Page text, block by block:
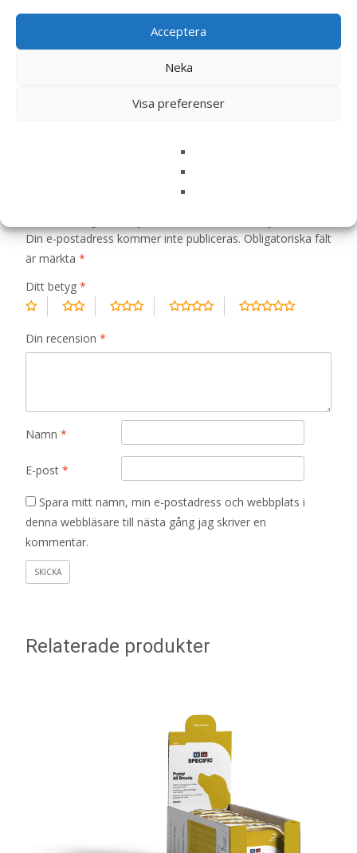
Acceptera
Neka
Visa preferenser
Bli först med att recensera ”Veterinary
Diets Gastrointestinal Loaf Can för hund –
Din e-postadress kommer inte publiceras. Obligatoriska fält
är märkta *
Ditt betyg *
Din recension *
Namn *
E-post *
Spara mitt namn, min e-postadress och webbplats i
denna webbläsare till nästa gång jag skriver en
kommentar.
Relaterade produkter